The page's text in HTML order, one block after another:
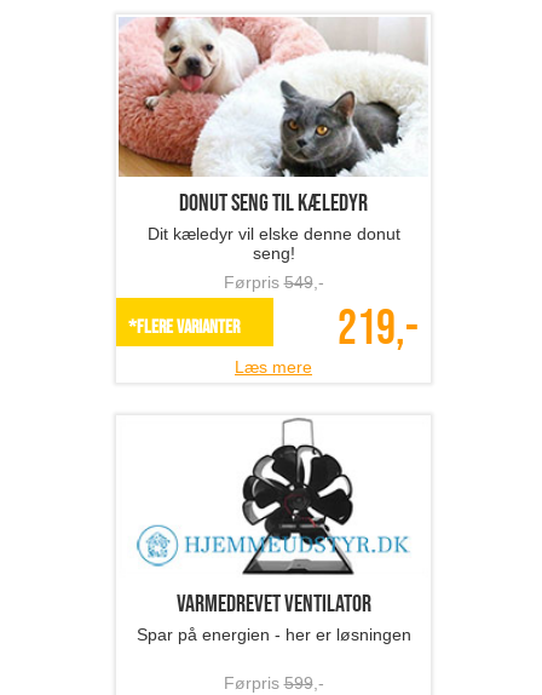
Donut seng til kæledyr
Dit kæledyr vil elske denne donut
seng!
Førpris549,-
*Flere varianter 219,-
Læs mere
Varmedrevet ventilator
Spar på energien - her er løsningen
Førpris599,-